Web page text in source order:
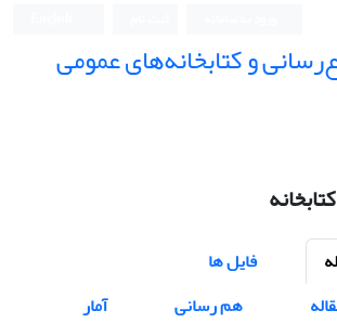
و کتابخانه‌های عمومی
فایل ها
هم رسانی
آمار